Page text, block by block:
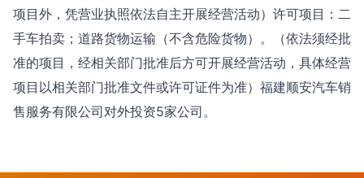
项目外，凭营业执照依法自主开展经营活动）许可项目：二
手车拍卖；道路货物运输（不含危险货物）。（依法须经批
准的项目，经相关部门批准后方可开展经营活动，具体经营
项目以相关部门批准文件或许可证件为准）福建顺安汽车销
售服务有限公司对外投资5家公司。